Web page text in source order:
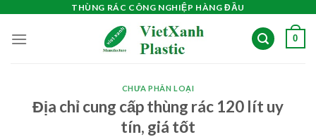
content
THÙNG RÁC CÔNG NGHIỆP HÀNG ĐẦU
0
CHƯA PHÂN LOẠI
Địa chỉ cung cấp thùng rác 120 lít uy
tín, giá tốt